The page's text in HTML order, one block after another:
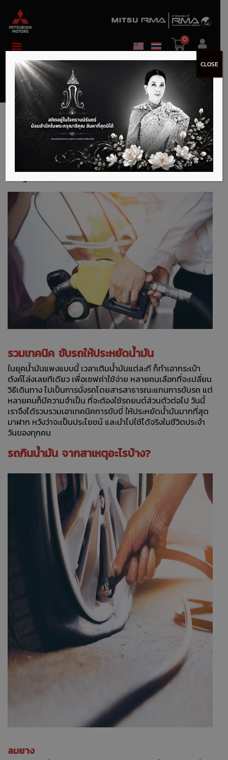
0
รวมเทคนิค ขับรถให้
ประหยัดน้ำมัน
รวมเทคนิค ขับรถให้ประหยัดน้ำมัน
ในยุคน้ำมันแพงแบบนี้ เวลาเติมน้ำมันแต่ละที ก็ทำเอากระเป๋า
ตังค์โล่งเลยทีเดียว เพื่อเซฟค่าใช้จ่าย หลายคนเลือกที่จะเปลี่ยน
วิธีเดินทาง ไปเป็นการนั่งรถโดยสารสาธารณะแทนการขับรถ แต่
หลายคนก็มีความจำเป็น ที่จะต้องใช้รถยนต์ส่วนตัวต่อไป วันนี้
เราจึงได้รวบรวมเอาเทคนิคการขับขี่ ให้ประหยัดน้ำมันมากที่สุด
มาฝาก หวังว่าจะเป็นประโยชน์ และนำไปใช้ได้จริงในชีวิตประจำ
วันของทุกคน
รถกินน้ำมัน จากสาเหตุอะไรบ้าง?
ลมยาง
CLOSE